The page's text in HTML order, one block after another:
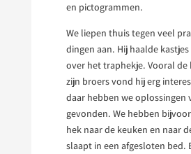
en pictogrammen.
We liepen thuis tegen veel
dingen aan. Hij haalde
over het traphekje. Vooral de
zijn broers vond hij erg
daar hebben we oplossingen
gevonden. We hebben
hek naar de keuken en naar
slaapt in een afgesloten bed.